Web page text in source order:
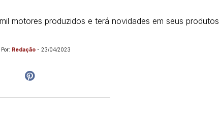
motores produzidos e terá novidades em seus produtos
Por: Redação - 23/04/2023